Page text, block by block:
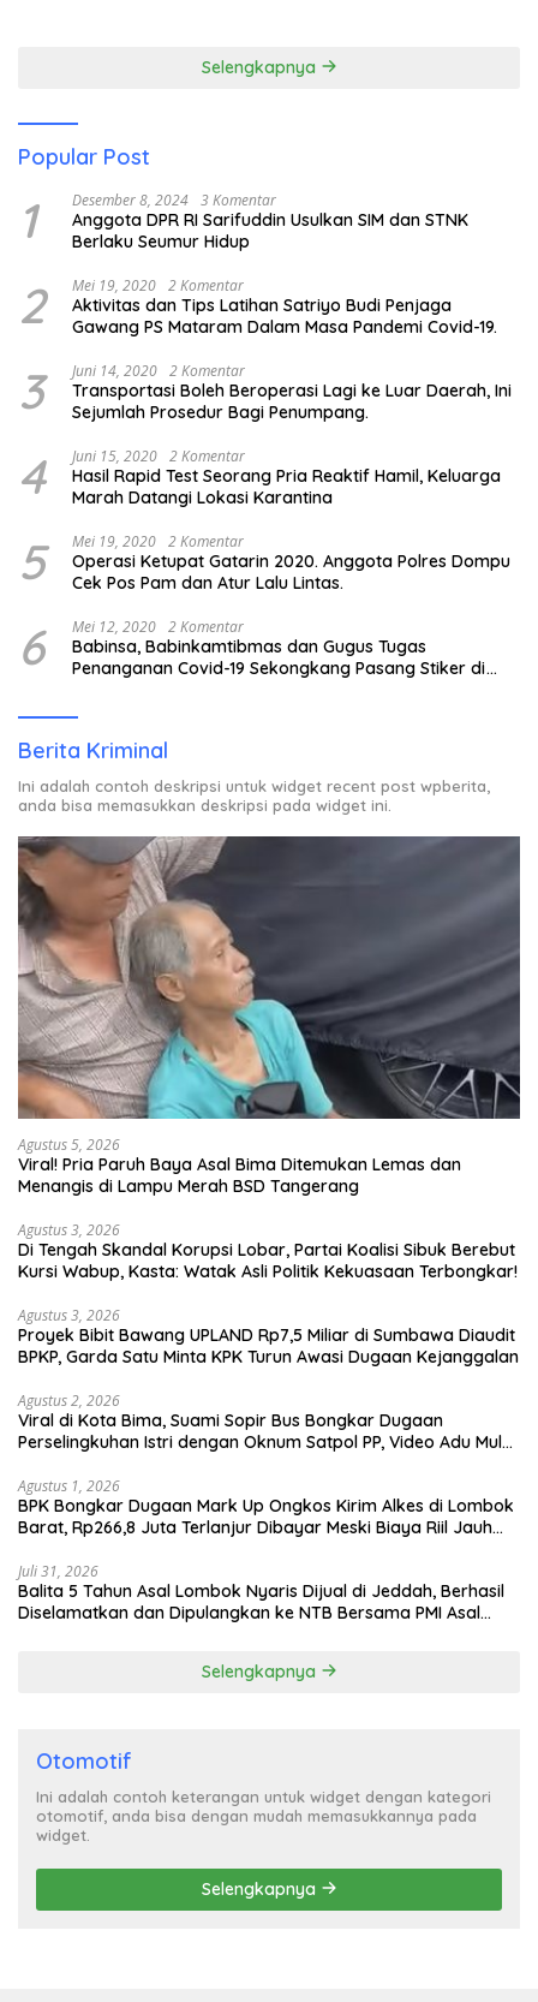
Selengkapnya
Popular Post
1 Desember 8, 2024 3 Komentar
Anggota DPR RI Sarifuddin Usulkan SIM dan STNK
Berlaku Seumur Hidup
2 Mei 19, 2020 2 Komentar
Aktivitas dan Tips Latihan Satriyo Budi Penjaga
Gawang PS Mataram Dalam Masa Pandemi Covid-19.
3 Juni 14, 2020 2 Komentar
Transportasi Boleh Beroperasi Lagi ke Luar Daerah, Ini
Sejumlah Prosedur Bagi Penumpang.
4 Juni 15, 2020 2 Komentar
Hasil Rapid Test Seorang Pria Reaktif Hamil, Keluarga
Marah Datangi Lokasi Karantina
5 Mei 19, 2020 2 Komentar
Operasi Ketupat Gatarin 2020. Anggota Polres Dompu
Cek Pos Pam dan Atur Lalu Lintas.
6 Mei 12, 2020 2 Komentar
Babinsa, Babinkamtibmas dan Gugus Tugas
Penanganan Covid-19 Sekongkang Pasang Stiker di
Berita Kriminal
Ini adalah contoh deskripsi untuk widget recent post wpberita,
anda bisa memasukkan deskripsi pada widget ini.
Agustus 5, 2026
Viral! Pria Paruh Baya Asal Bima Ditemukan Lemas dan
Menangis di Lampu Merah BSD Tangerang
Agustus 3, 2026
Di Tengah Skandal Korupsi Lobar, Partai Koalisi Sibuk Berebut
Kursi Wabup, Kasta: Watak Asli Politik Kekuasaan Terbongkar!
Agustus 3, 2026
Proyek Bibit Bawang UPLAND Rp7,5 Miliar di Sumbawa Diaudit
BPKP, Garda Satu Minta KPK Turun Awasi Dugaan Kejanggalan
Agustus 2, 2026
Viral di Kota Bima, Suami Sopir Bus Bongkar Dugaan
Perselingkuhan Istri dengan Oknum Satpol PP, Video Adu Mulut
Agustus 1, 2026
BPK Bongkar Dugaan Mark Up Ongkos Kirim Alkes di Lombok
Barat, Rp266,8 Juta Terlanjur Dibayar Meski Biaya Riil Jauh
Juli 31, 2026
Balita 5 Tahun Asal Lombok Nyaris Dijual di Jeddah, Berhasil
Diselamatkan dan Dipulangkan ke NTB Bersama PMI Asal
Selengkapnya
Otomotif
Ini adalah contoh keterangan untuk widget dengan kategori
otomotif, anda bisa dengan mudah memasukkannya pada
widget.
Selengkapnya